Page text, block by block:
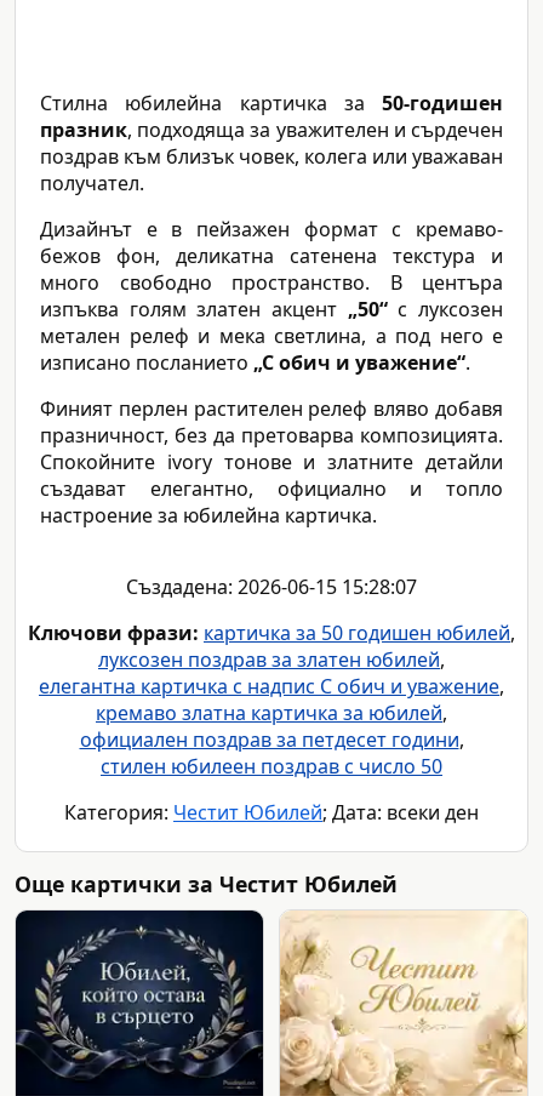
Стилна юбилейна картичка за 50-годишен
празник, подходяща за уважителен и сърдечен
поздрав към близък човек, колега или уважаван
получател.
Дизайнът е в пейзажен формат с кремаво-
бежов фон, деликатна сатенена текстура и
много свободно пространство. В центъра
изпъква голям златен акцент „50“с луксозен
метален релеф и мека светлина, а под него е
изписано посланието „С обич и уважение“.
Финият перлен растителен релеф вляво добавя
празничност, без да претоварва композицията.
Спокойните ivory тонове и златните детайли
създават елегантно, официално и топло
настроение за юбилейна картичка.
Създадена: 2026-06-15 15:28:07
Ключови фрази: картичка за 50 годишен юбилей,
луксозен поздрав за златен юбилей,
елегантна картичка с надпис С обич и уважение,
кремаво златна картичка за юбилей,
официален поздрав за петдесет години,
стилен юбилеен поздрав с число 50
Категория: Честит Юбилей; Дата: всеки ден
Още картички за Честит Юбилей